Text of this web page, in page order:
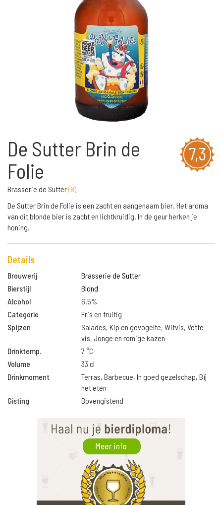
7,3
De Sutter Brin de
Folie
Brasserie de Sutter(8)
De Sutter Brin de Folie is een zacht en aangenaam bier. Het aroma
van dit blonde bier is zacht en lichtkruidig. In de geur herken je
honing.
Details
Brouwerij
Brasserie de Sutter
Bierstijl
Blond
Alcohol
6.5%
Categorie
Fris en fruitig
Spijzen
Salades, Kip en gevogelte, Witvis, Vette
vis, Jonge en romige kazen
Drinktemp.
7 °C
Volume
33 cl
Drinkmoment
Terras, Barbecue, In goed gezelschap, Bij
het eten
Gisting
Bovengistend